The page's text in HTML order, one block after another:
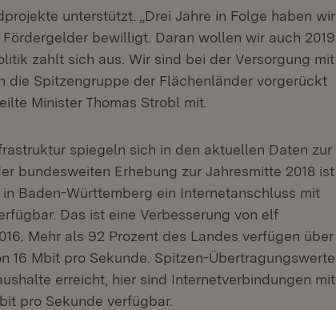
unterstützt. „Drei Jahre in Folge haben wir
bewilligt. Daran wollen wir auch 2019
zahlt sich aus. Wir sind bei der Versorgung mit
die Spitzengruppe der Flächenländer vorgerückt
Minister Thomas Strobl mit.
spiegeln sich in den aktuellen Daten zur
bundesweiten Erhebung zur Jahresmitte 2018 ist
Baden-Württemberg ein Internetanschluss mit
Das ist eine Verbesserung von elf
Mehr als 92 Prozent des Landes verfügen über
16 Mbit pro Sekunde. Spitzen-Übertragungswerte
erreicht, hier sind Internetverbindungen mit
pro Sekunde verfügbar.